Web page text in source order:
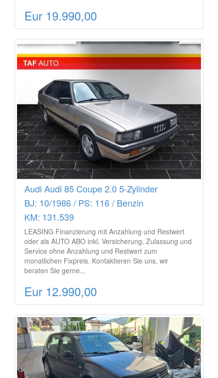
Eur 19.990,00
Audi Audi 85 Coupe 2.0 5-Zylinder
BJ: 10/1986 / PS: 116 / Benzin
KM: 131.539
LEASING Finanzierung mit Anzahlung und Restwert
oder als AUTO ABO inkl. Versicherung, Zulassung und
Service ohne Anzahlung und Restwert zum
monatlichen Fixpreis. Kontaktieren Sie uns, wir
beraten Sie gerne...
Eur 12.990,00